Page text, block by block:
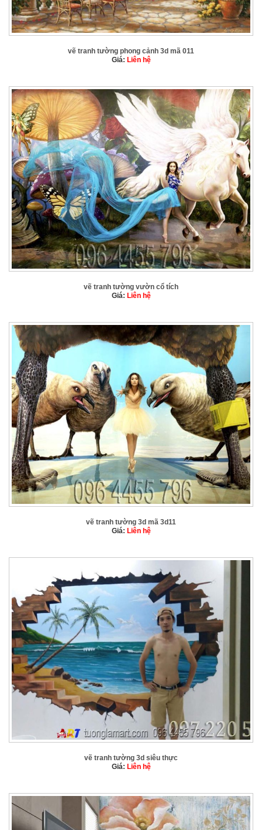
vẽ tranh tường phong cảnh 3d mã 011
Giá: Liên hệ
vẽ tranh tường vườn cổ tích
Giá: Liên hệ
vẽ tranh tường 3d mã 3d11
Giá: Liên hệ
vẽ tranh tường 3d siêu thực
Giá: Liên hệ